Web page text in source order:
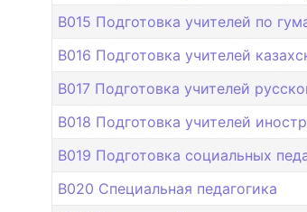
B015 Подготовка учителей по
B016 Подготовка учителей
B017 Подготовка учителей
B018 Подготовка учителей
B019 Подготовка cоциальных
B020 Специальная педагогика